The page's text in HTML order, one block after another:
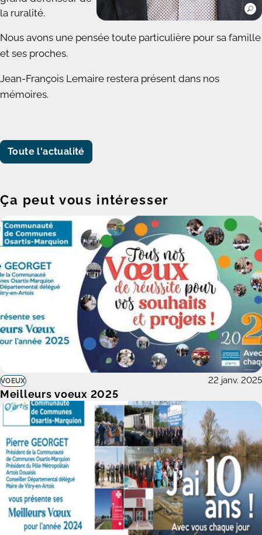
la ruralité.
Nous avons une pensée toute particulière pour sa famille
et ses proches.
Jean-François Lemaire restera présent dans nos
mémoires.
Toute l'actualité
Ça peut vous intéresser
Meilleurs voeux 2025
VOEUX 22 janv. 2025